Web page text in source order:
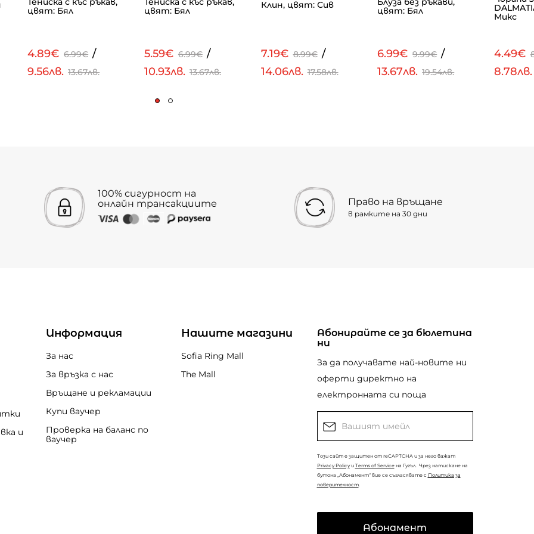
цвят: Бял
4.89€ 6.99€ /
9.56лв. 13.67лв.
цвят: Бял
5.59€ 6.99€ /
10.93лв. 13.67лв.
Клин, цвят: Сив
7.19€ 8.99€ /
14.06лв. 17.58лв.
цвят: Бял
6.99€ 9.99€ /
13.67лв. 19.54лв.
Микс
4.49€
100% сигурност на
онлайн трансакциите
Право на връщане
в рамките на 30 дни
и
Информация
За нас
За връзка с нас
Връщане и рекламации
Купи ваучер
Проверка на баланс по
ваучер
Нашите магазини
Sofia Ring Mall
The Mall
Абонирайте се за бюлетина
ни
За да получавате най-новите ни
оферти директно на
електронната си поща
Този сайт е защитен от reCAPTCHA и за него важат
Privacy Policyи Terms of Serviceна Гугъл. Чрез натискане на
бутона „Абонамент“ вие се съгласявате с Политика за
поверителност.
Абонамент